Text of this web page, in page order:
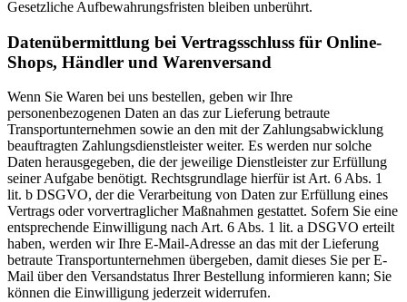
Gesetzliche Aufbewahrungsfristen bleiben unberührt.
Daten­übermittlung bei Vertragsschluss für Online-
Shops, Händler und Warenversand
Wenn Sie Waren bei uns bestellen, geben wir Ihre
personenbezogenen Daten an das zur Lieferung betraute
Transportunternehmen sowie an den mit der Zahlungsabwicklung
beauftragten Zahlungsdienstleister weiter. Es werden nur solche
Daten herausgegeben, die der jeweilige Dienstleister zur Erfüllung
seiner Aufgabe benötigt. Rechtsgrundlage hierfür ist Art. 6 Abs. 1
lit. b DSGVO, der die Verarbeitung von Daten zur Erfüllung eines
Vertrags oder vorvertraglicher Maßnahmen gestattet. Sofern Sie eine
entsprechende Einwilligung nach Art. 6 Abs. 1 lit. a DSGVO erteilt
haben, werden wir Ihre E-Mail-Adresse an das mit der Lieferung
betraute Transportunternehmen übergeben, damit dieses Sie per E-
Mail über den Versandstatus Ihrer Bestellung informieren kann; Sie
können die Einwilligung jederzeit widerrufen.